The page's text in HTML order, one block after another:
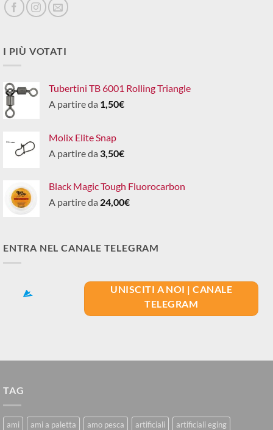
I PIÙ VOTATI
Tubertini TB 6001 Rolling Triangle
A partire da 1,50€
Molix Elite Snap
A partire da 3,50€
Black Magic Tough Fluorocarbon
A partire da 24,00€
ENTRA NEL CANALE TELEGRAM
UNISCITI A NOI | CANALE
TELEGRAM
TAG
ami ami a paletta amo pesca artificiali
artificiali eging